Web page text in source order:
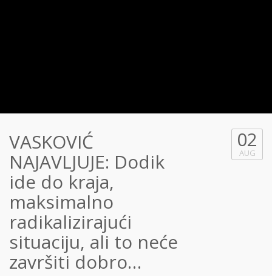
VASKOVIĆ
NAJAVLJUJE: Dodik
ide do kraja,
maksimalno
radikalizirajući
situaciju, ali to neće
završiti dobro…
02
AUG